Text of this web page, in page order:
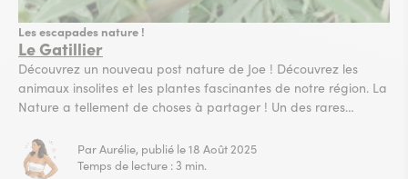
Le Gatillier
Les escapades nature !
Découvrez un nouveau post nature de Joe ! Découvrez les
animaux insolites et les plantes fascinantes de notre région. La
Nature a tellement de choses à partager ! Un des rares
Collioure est le Gatillier (Vitex agnus castus) du fait qu’il s’agit
d’une...
Par Aurélie, publié le 18 Août 2025
Temps de lecture : 3 min.